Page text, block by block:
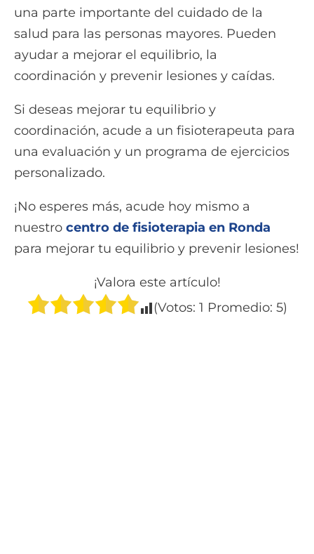
una parte importante del cuidado de la
salud para las personas mayores. Pueden
ayudar a mejorar el equilibrio, la
coordinación y prevenir lesiones y caídas.
Si deseas mejorar tu equilibrio y
coordinación, acude a un fisioterapeuta para
una evaluación y un programa de ejercicios
personalizado.
¡No esperes más, acude hoy mismo a
nuestro centro de fisioterapia en Ronda
para mejorar tu equilibrio y prevenir lesiones!
¡Valora este artículo!
(Votos: 1 Promedio: 5)